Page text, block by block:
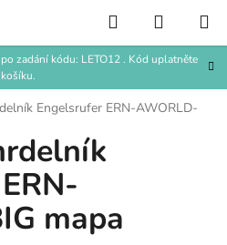
zadání kódu: LETO12 . Kód uplatněte
Hledat
KOŠÍK
Engelsrufer ERN-AWORLD-
mapa